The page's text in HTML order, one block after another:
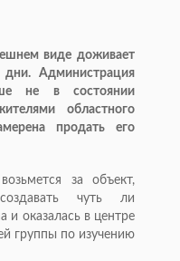
виде доживает
Администрация
не в состоянии
областного
продать его
за объект,
чуть ли
и оказалась в центре
группы по изучению